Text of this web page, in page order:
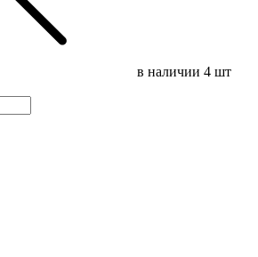
в наличии 4 шт